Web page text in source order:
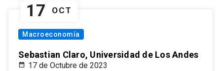
17 OCT
Macroeconomía
Sebastian Claro, Universidad de Los Andes
17 de Octubre de 2023